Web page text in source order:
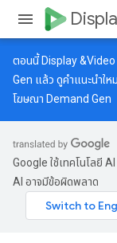
ตอนนี้ Display
Gen แล้ว ดูคำแนะนำให
โฆษณา Demand Gen
Google ใช้เทคโนโลยี
AI อาจมีข้อผิดพลาด